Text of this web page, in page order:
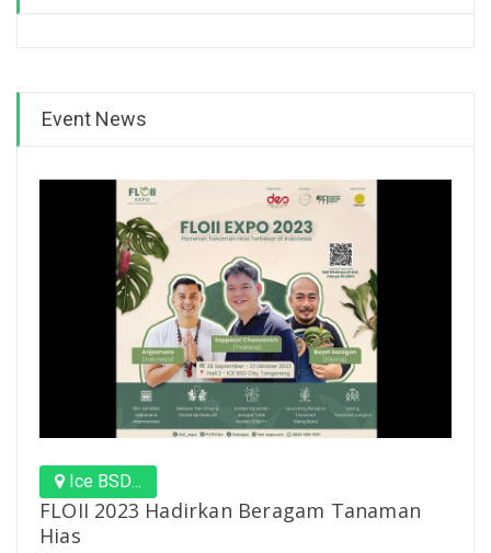
Event News
Ice BSD...
FLOII 2023 Hadirkan Beragam Tanaman
Hias